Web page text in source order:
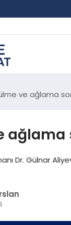
ve ağlama
ağlama
Dr. Gülnar